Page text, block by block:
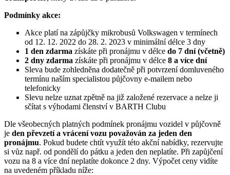
Podmínky akce:
Akce platí na zápůjčky mikrobusů Volkswagen v termínech
od 12. 12. 2022 do 28. 2. 2023 v minimální délce 3 dny
1 den zdarma získáte při pronájmu v délce do 7 dní (včetně)
2 dny zdarma získáte při pronájmu v délce 8 a více dní
Sleva bude zohledněna dodatečně při potvrzení domluveného
termínu naším specialistou půjčovny e-mailem nebo
telefonicky
Slevu nelze uznat zpětně na již založené rezervace a nelze ji
sčítat s výhodami členství v BARTH Clubu
Dle všeobecných platných podmínek pronájmu vozidel v půjčovně
je den převzetí a vrácení vozu považován za jeden den
pronájmu. Pokud budete chtít využít této akční nabídky, rezervujte
si vůz např. od pondělí do pátku a jeden den neplatíte. Při zapůjčení
vozu na 8 a více dní neplatíte dokonce 2 dny. Výpočet ceny vidíte
na uvedeném příkladu níže: